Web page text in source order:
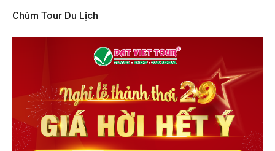
Chùm Tour Du Lịch